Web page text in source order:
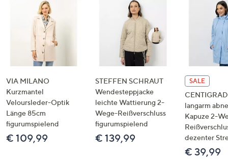
VIA MILANO
Kurzmantel
Veloursleder-Optik
Länge 85cm
figurumspielend
€ 109,99
STEFFEN SCHRAUT
Wendesteppjacke
leichte Wattierung 2-
Wege-Reißverschluss
figurumspielend
€ 139,99
SALE
langarm
Kapuze 2-
dezenter
€ 39,99